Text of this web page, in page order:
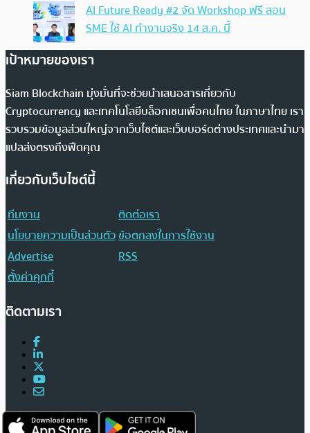
AI Future Ready #2 จัด Workshop ฟรี สอน
SME ใช้ AI ทำงานจริง 14 ส.ค. นี้
เป้าหมายของเรา
Siam Blockchain มุ่งมั่นที่จะช่วยนำเสนอสารเกี่ยวกับ
Cryptocurrency และเทคโนโลยีบล็อกเชนเพื่อคนไทย ในภาษาไทย เรา
รวบรวมข้อมูลส่วนใหญ่จากเว็บไซต์และเว็บบอร์ดต่างประเทศและนำมา
แปลส่งตรงถึงฟีดคุณ
เกี่ยวกับเว็บไซต์นี้
ทีมงาน
ติดต่อเรา
นโยบายความเป็นส่วนตัวข้อตกลงในการใช้งาน
Advertise
RSS
ตั้งค่าคุกกี้
ติดตามเรา